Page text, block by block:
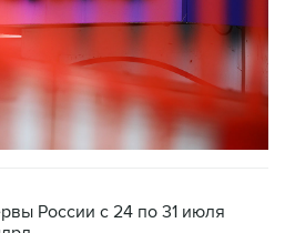
России с 24 по 31 июля